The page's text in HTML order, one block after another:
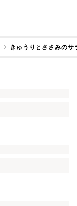
きゅうりとささみの